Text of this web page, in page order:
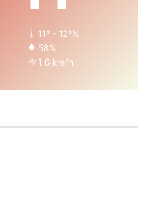
11º - 12º%
58%
1.6 km/h